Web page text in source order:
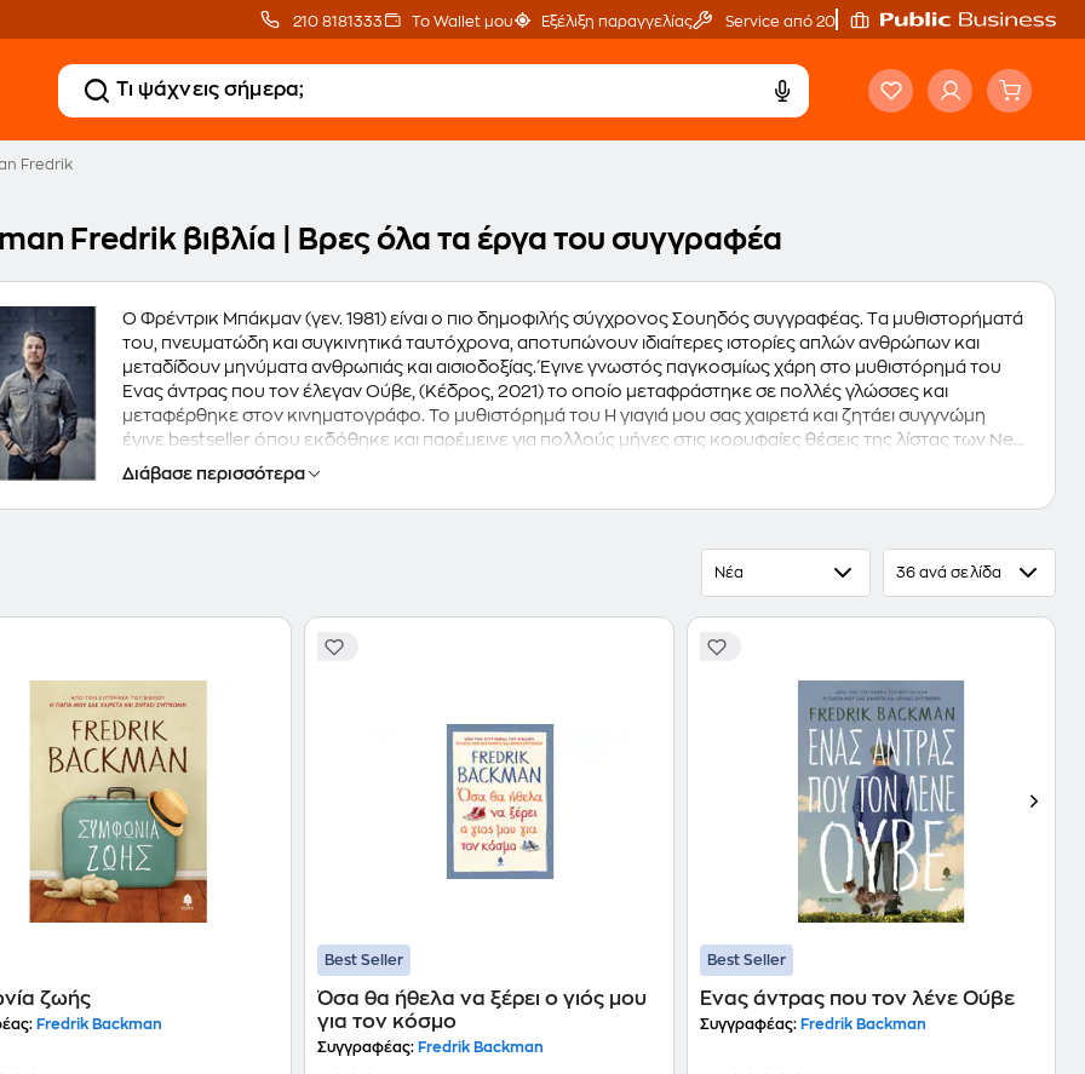
210 8181333 Το Wallet μου Εξέλιξη παραγγελίας Service από 20'
Fredrik
Fredrik βιβλία | Βρες όλα τα έργα του συγγραφέα
Ο Φρέντρικ Μπάκμαν (γεν. 1981) είναι ο πιο δημοφιλής σύγχρονος Σουηδός συγγραφέας. Tα μυθιστορήματά
του, πνευματώδη και συγκινητικά ταυτόχρονα, αποτυπώνουν ιδιαίτερες ιστορίες απλών ανθρώπων και
μεταδίδουν μηνύματα ανθρωπιάς και αισιοδοξίας. Έγινε γνωστός παγκοσμίως χάρη στο μυθιστόρημά του
Ένας άντρας που τον έλεγαν Ούβε, (Κέδρος, 2021) το οποίο μεταφράστηκε σε πολλές γλώσσες και
μεταφέρθηκε στον κινηματογράφο. Το μυθιστόρημά του Η γιαγιά μου σας χαιρετά και ζητάει συγγνώμη
έγινε bestseller όπου εκδόθηκε και παρέμεινε για πολλούς μήνες στις κορυφαίες θέσεις της λίστας των New
York Times. Στα ελληνικά κυκλοφόρησε από τις εκδόσεις Κέδρος και αποτέλεσε την εκδοτική έκπληξη του
2017. Το 2018 από τις εκδόσεις Κέδρος κυκλοφόρησε το επίσης best-seller του συγγραφέα, που έχει
μεταφραστεί σε 40 γλώσσες, Η Μπριτ-Μαρί ήταν εδώ. Ακολούθησαν οι νουβέλες του Συμφωνία ζωής το
Διάβασε περισσότερα
Νέα 36 ανά σελίδα
ζωής
Fredrik Backman
Best Seller
Όσα θα ήθελα να ξέρει ο γιός μου
για τον κόσμο
Συγγραφέας: Fredrik Backman
Best Seller
Ένας άντρας που τον λένε Ούβε
Συγγραφέας:Fredrik Backman